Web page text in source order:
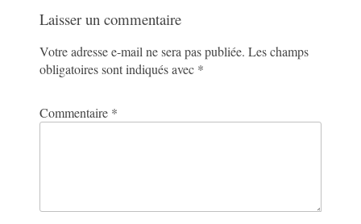
Laisser un commentaire
Votre adresse e-mail ne sera pas publiée. Les champs
obligatoires sont indiqués avec *
Commentaire *